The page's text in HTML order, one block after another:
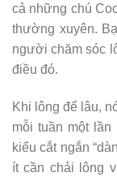
cả những chú
thường xuyên.
người chăm sóc
điều đó.
Khi lông để lâu,
mỗi tuần một lần
kiểu cắt ngắn
ít cần chải lông